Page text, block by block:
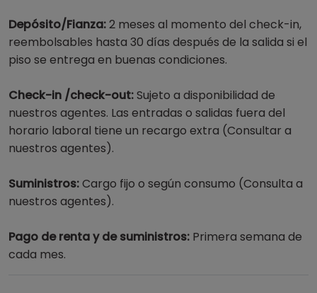
Depósito/Fianza:2 meses al momento del check-in,
reembolsables hasta 30 días después de la salida si el
piso se entrega en buenas condiciones.
Check-in /check-out:Sujeto a disponibilidad de
nuestros agentes. Las entradas o salidas fuera del
horario laboral tiene un recargo extra (Consultar a
nuestros agentes).
Suministros:Cargo fijo o según consumo (Consulta a
nuestros agentes).
Pago de renta y de suministros: Primera semana de
cada mes.